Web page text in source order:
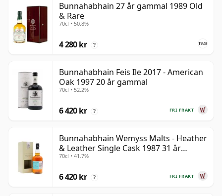
Bunnahabhain 27 år gammal 1989 Old
& Rare
70cl • 50.8%
4 280 kr ?
Bunnahabhain Feis Ile 2017 - American
Oak 1997 20 år gammal
70cl • 52.2%
FRI FRAKT
6 420 kr ?
Bunnahabhain Wemyss Malts - Heather
& Leather Single Cask 1987 31 år
gammal
70cl • 41.7%
FRI FRAKT
6 420 kr ?